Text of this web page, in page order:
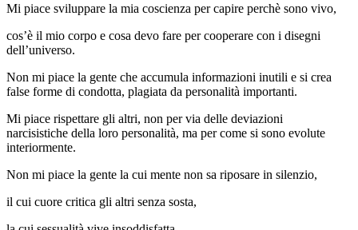
Mi piace sviluppare la mia coscienza per capire perchè sono vivo,
cos’è il mio corpo e cosa devo fare per cooperare con i disegni
dell’universo.
Non mi piace la gente che accumula informazioni inutili e si crea
false forme di condotta, plagiata da personalità importanti.
Mi piace rispettare gli altri, non per via delle deviazioni
narcisistiche della loro personalità, ma per come si sono evolute
interiormente.
Non mi piace la gente la cui mente non sa riposare in silenzio,
il cui cuore critica gli altri senza sosta,